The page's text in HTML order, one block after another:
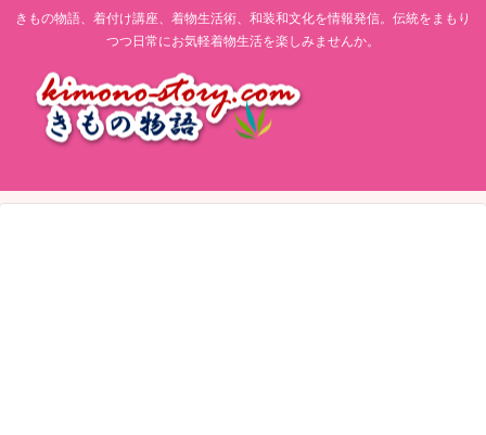
きもの物語、着付け講座、着物生活術、和装和文化を情報発信。伝統をまもり
つつ日常にお気軽着物生活を楽しみませんか。